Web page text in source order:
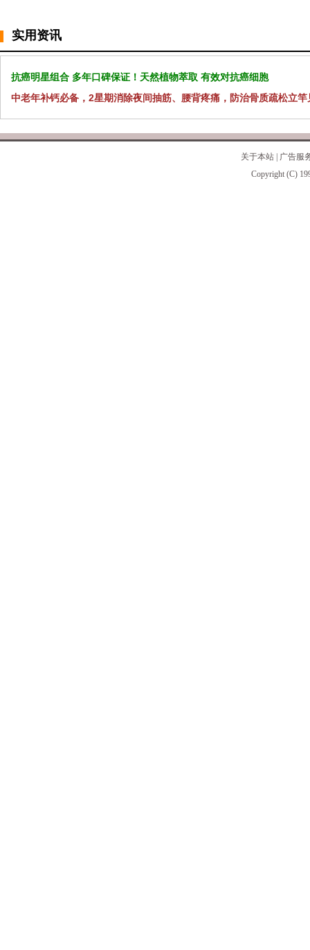
实用资讯
抗癌明星组合 多年口碑保证！天然植物萃取 有效对抗癌细胞
中老年补钙必备，2星期消除夜间抽筋、腰背疼痛，防治骨质疏松立竿
关于本站
广告服
Copyright (C)